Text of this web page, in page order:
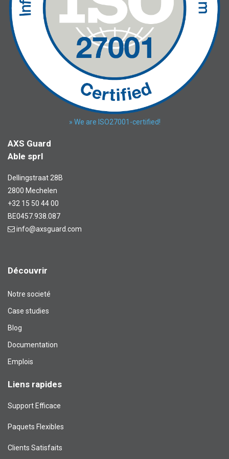
» We are ISO27001-certified!
AXS Guard
Able sprl
Dellingstraat 28B
2800 Mechelen
+32 15 50 44 00
BE0457.938.087
info@axsguard.com
Découvrir
Notre societé
Case studies
Blog​
Documentation
Emplois
Liens rapides
Support Efficace
Paquets Flexibles
Clients Satisfaits